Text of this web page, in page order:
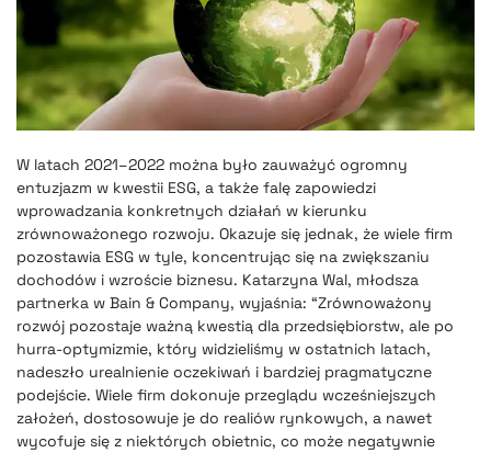
W latach 2021–2022 można było zauważyć ogromny
entuzjazm w kwestii ESG, a także falę zapowiedzi
wprowadzania konkretnych działań w kierunku
zrównoważonego rozwoju. Okazuje się jednak, że wiele firm
pozostawia ESG w tyle, koncentrując się na zwiększaniu
dochodów i wzroście biznesu. Katarzyna Wal, młodsza
partnerka w Bain & Company, wyjaśnia: “Zrównoważony
rozwój pozostaje ważną kwestią dla przedsiębiorstw, ale po
hurra-optymizmie, który widzieliśmy w ostatnich latach,
nadeszło urealnienie oczekiwań i bardziej pragmatyczne
podejście. Wiele firm dokonuje przeglądu wcześniejszych
założeń, dostosowuje je do realiów rynkowych, a nawet
wycofuje się z niektórych obietnic, co może negatywnie